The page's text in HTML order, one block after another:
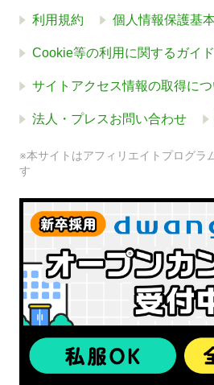
利用規約 個人情報保護基
Cookie等の利用に関するガイ
サイトアクセス情報の取得につ
法人・プレスお問い合わせ
※本サイトはアフィリエイトプログラ
す